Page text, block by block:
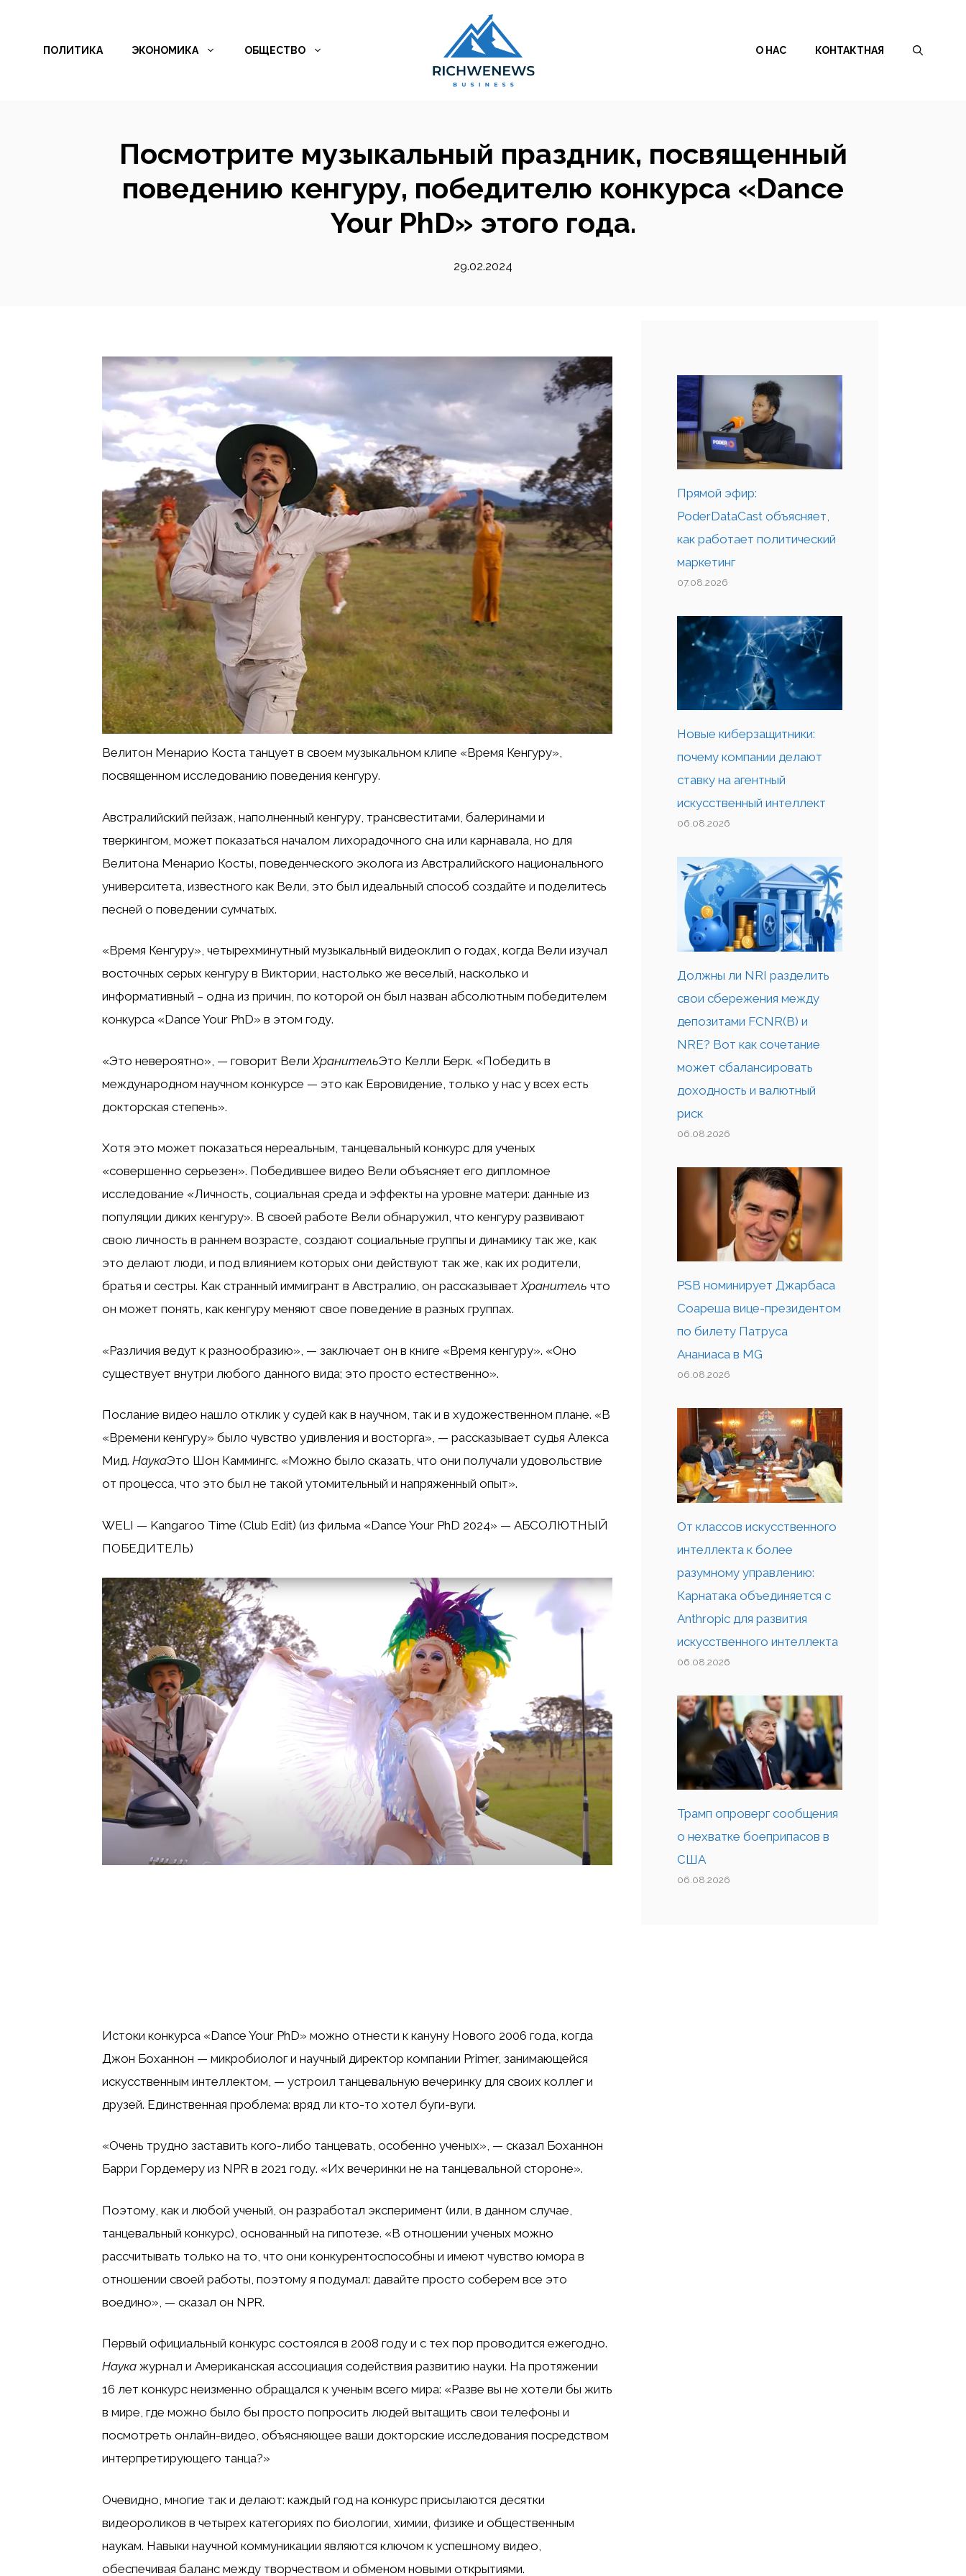
содержимому
ПОЛИТИКА ЭКОНОМИКА ОБЩЕСТВО О НАС КОНТАКТНАЯ
Посмотрите музыкальный праздник, посвященный
поведению кенгуру, победителю конкурса «Dance
Your PhD» этого года.
29.02.2024
Велитон Менарио Коста танцует в своем музыкальном клипе «Время Кенгуру»,
посвященном исследованию поведения кенгуру.
Австралийский пейзаж, наполненный кенгуру, трансвеститами, балеринами и
тверкингом, может показаться началом лихорадочного сна или карнавала, но для
Велитона Менарио Косты, поведенческого эколога из Австралийского национального
университета, известного как Вели, это был идеальный способ создайте и поделитесь
песней о поведении сумчатых.
«Время Кенгуру», четырехминутный музыкальный видеоклип о годах, когда Вели изучал
восточных серых кенгуру в Виктории, настолько же веселый, насколько и
информативный – одна из причин, по которой он был назван абсолютным победителем
конкурса «Dance Your PhD» в этом году.
«Это невероятно», — говорит Вели ХранительЭто Келли Берк. «Победить в
международном научном конкурсе — это как Евровидение, только у нас у всех есть
докторская степень».
Хотя это может показаться нереальным, танцевальный конкурс для ученых
«совершенно серьезен». Победившее видео Вели объясняет его дипломное
исследование «Личность, социальная среда и эффекты на уровне матери: данные из
популяции диких кенгуру». В своей работе Вели обнаружил, что кенгуру развивают
свою личность в раннем возрасте, создают социальные группы и динамику так же, как
это делают люди, и под влиянием которых они действуют так же, как их родители,
братья и сестры. Как странный иммигрант в Австралию, он рассказываетХранитель что
он может понять, как кенгуру меняют свое поведение в разных группах.
«Различия ведут к разнообразию», — заключает он в книге «Время кенгуру». «Оно
существует внутри любого данного вида; это просто естественно».
Послание видео нашло отклик у судей как в научном, так и в художественном плане. «В
«Времени кенгуру» было чувство удивления и восторга», — рассказывает судья Алекса
Мид. НаукаЭто Шон Каммингс. «Можно было сказать, что они получали удовольствие
от процесса, что это был не такой утомительный и напряженный опыт».
WELI — Kangaroo Time (Club Edit) (из фильма «Dance Your PhD 2024» — АБСОЛЮТНЫЙ
ПОБЕДИТЕЛЬ)
Истоки конкурса «Dance Your PhD» можно отнести к кануну Нового 2006 года, когда
Джон Боханнон — микробиолог и научный директор компании Primer, занимающейся
искусственным интеллектом, — устроил танцевальную вечеринку для своих коллег и
друзей. Единственная проблема: вряд ли кто-то хотел буги-вуги.
«Очень трудно заставить кого-либо танцевать, особенно ученых», — сказал Боханнон
Барри Гордемеру из NPR в 2021 году. «Их вечеринки не на танцевальной стороне».
Поэтому, как и любой ученый, он разработал эксперимент (или, в данном случае,
танцевальный конкурс), основанный на гипотезе. «В отношении ученых можно
рассчитывать только на то, что они конкурентоспособны и имеют чувство юмора в
отношении своей работы, поэтому я подумал: давайте просто соберем все это
воедино», — сказал он NPR.
Первый официальный конкурс состоялся в 2008 году и с тех пор проводится ежегодно.
Наука журнал и Американская ассоциация содействия развитию науки. На протяжении
16 лет конкурс неизменно обращался к ученым всего мира: «Разве вы не хотели бы жить
в мире, где можно было бы просто попросить людей вытащить свои телефоны и
посмотреть онлайн-видео, объясняющее ваши докторские исследования посредством
интерпретирующего танца?»
Очевидно, многие так и делают: каждый год на конкурс присылаются десятки
видеороликов в четырех категориях по биологии, химии, физике и общественным
наукам. Навыки научной коммуникации являются ключом к успешному видео,
обеспечивая баланс между творчеством и обменом новыми открытиями.
Прямой эфир:
PoderDataCast объясняет,
как работает политический
маркетинг
07.08.2026
Новые киберзащитники:
почему компании делают
ставку на агентный
искусственный интеллект
06.08.2026
Должны ли NRI разделить
свои сбережения между
депозитами FCNR(B) и
NRE? Вот как сочетание
может сбалансировать
доходность и валютный
риск
06.08.2026
PSB номинирует Джарбаса
Соареша вице-президентом
по билету Патруса
Ананиаса в MG
06.08.2026
От классов искусственного
интеллекта к более
разумному управлению:
Карнатака объединяется с
Anthropic для развития
искусственного интеллекта
06.08.2026
Трамп опроверг сообщения
о нехватке боеприпасов в
США
06.08.2026